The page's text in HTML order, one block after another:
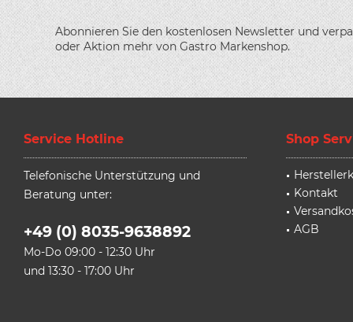
Abonnieren Sie den kostenlosen Newsletter und
oder Aktion mehr von Gastro Markenshop.
Service Hotline
Telefonische Unterstützung und
Beratung unter:
+49 (0) 8035-9638892
Mo-Do 09:00 - 12:30 Uhr
und 13:30 - 17:00 Uhr
Shop
Kontakt
AGB